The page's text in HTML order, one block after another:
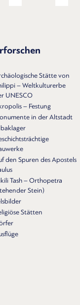
Stätte von
– Weltkulturerbe
UNESCO
– Festung
in der Altstadt
den Spuren des Apostels
Tash – Orthopetra
Stein)
Stätten